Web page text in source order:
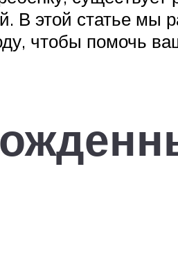
В этой статье
чтобы помочь